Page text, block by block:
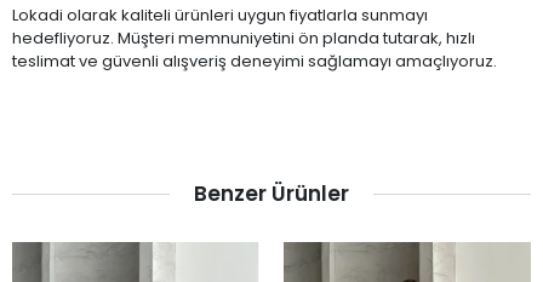
Lokadi olarak kaliteli ürünleri uygun fiyatlarla sunmayı
hedefliyoruz. Müşteri memnuniyetini ön planda tutarak, hızlı
teslimat ve güvenli alışveriş deneyimi sağlamayı amaçlıyoruz.
Benzer Ürünler